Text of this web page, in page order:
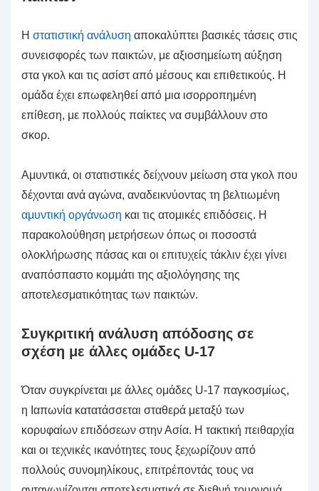
Η στατιστική ανάλυση αποκαλύπτει βασικές τάσεις στις
συνεισφορές των παικτών, με αξιοσημείωτη αύξηση
στα γκολ και τις ασίστ από μέσους και επιθετικούς. Η
ομάδα έχει επωφεληθεί από μια ισορροπημένη
επίθεση, με πολλούς παίκτες να συμβάλλουν στο
σκορ.
Αμυντικά, οι στατιστικές δείχνουν μείωση στα γκολ που
δέχονται ανά αγώνα, αναδεικνύοντας τη βελτιωμένη
αμυντική οργάνωση και τις ατομικές επιδόσεις. Η
παρακολούθηση μετρήσεων όπως οι ποσοστά
ολοκλήρωσης πάσας και οι επιτυχείς τάκλιν έχει γίνει
αναπόσπαστο κομμάτι της αξιολόγησης της
αποτελεσματικότητας των παικτών.
Συγκριτική ανάλυση απόδοσης σε
σχέση με άλλες ομάδες U-17
Όταν συγκρίνεται με άλλες ομάδες U-17 παγκοσμίως,
η Ιαπωνία κατατάσσεται σταθερά μεταξύ των
κορυφαίων επιδόσεων στην Ασία. Η τακτική πειθαρχία
και οι τεχνικές ικανότητες τους ξεχωρίζουν από
πολλούς συνομηλίκους, επιτρέποντάς τους να